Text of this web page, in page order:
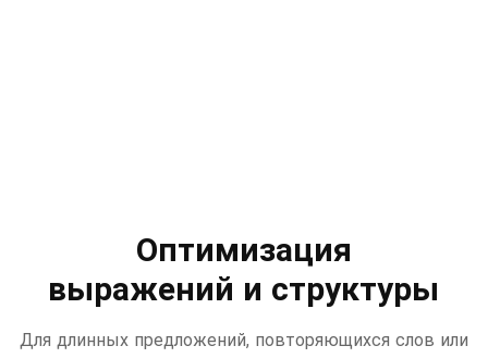
Оптимизация
выражений и структуры
Для длинных предложений, повторяющихся слов или